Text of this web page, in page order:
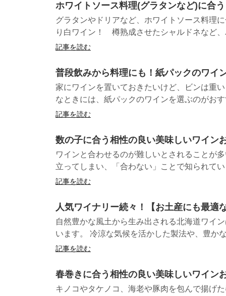
ホワイトソース料理(グラタンなど)に合
グラタンやドリアなど、ホワイトソース料理
り白ワイン！ 樽熟成させたシャルドネなど
記事を読む
普段飲みから料理にも！紙パックのワイ
家にワインを置いておきたいけど、ビンは重
なときには、紙パックのワインを選ぶのがお
記事を読む
数の子に合う相性の良い美味しいワイン
ワインと合わせるのが難しいとされることが
立ってしまい、「合わない」ことで知られて
記事を読む
人気ワイナリー続々！【お土産にも最適
自然豊かな風土から生み出される北海道ワイ
います。 冷涼な気候を活かした製法や、豊か
記事を読む
春巻きに合う相性の良い美味しいワイン
キノコやタケノコ、海老や豚肉を包んで揚げ